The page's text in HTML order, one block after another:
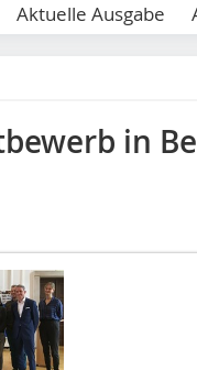
Aktuelle Ausgabe
in